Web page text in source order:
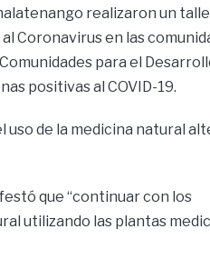
realizaron un
Coronavirus en las
para el
positivas al COVID-19.
de la medicina natural
que “continuar con los
utilizando las plantas